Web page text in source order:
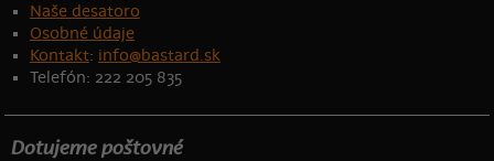
Naše desatoro
Osobné údaje
Kontakt: info@bastard.sk
Telefón: 222 205 835
Dotujeme poštovné